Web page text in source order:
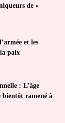
de «
et les
paix
: L’âge
ramené à